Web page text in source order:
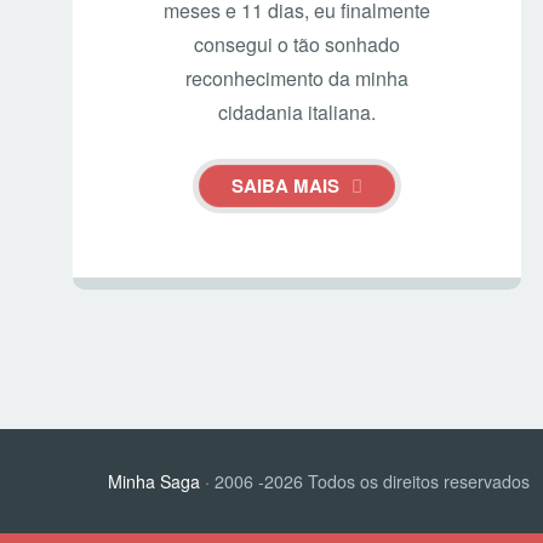
meses e 11 dias, eu finalmente
consegui o tão sonhado
reconhecimento da minha
cidadania italiana.
SAIBA MAIS
Minha Saga · 2006 -2026 Todos os direitos reservados